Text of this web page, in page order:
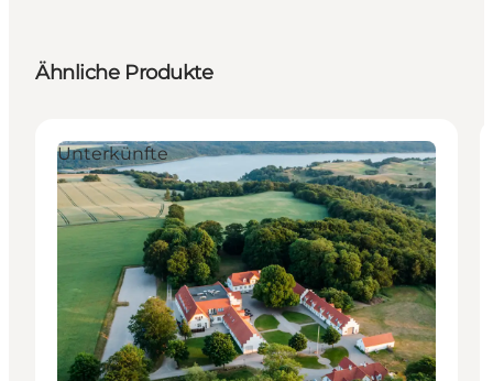
Ähnliche Produkte
Unterkünfte